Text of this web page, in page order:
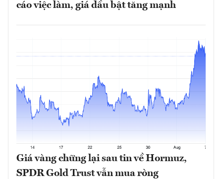
cáo việc làm, giá dầu bật tăng mạnh
Giá vàng chững lại sau tin về Hormuz,
SPDR Gold Trust vẫn mua ròng